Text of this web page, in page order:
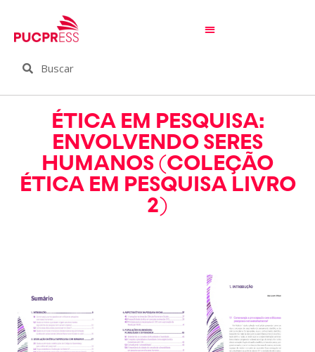
ÉTICA EM PESQUISA:
ENVOLVENDO SERES
HUMANOS (COLEÇÃO
ÉTICA EM PESQUISA LIVRO
2)